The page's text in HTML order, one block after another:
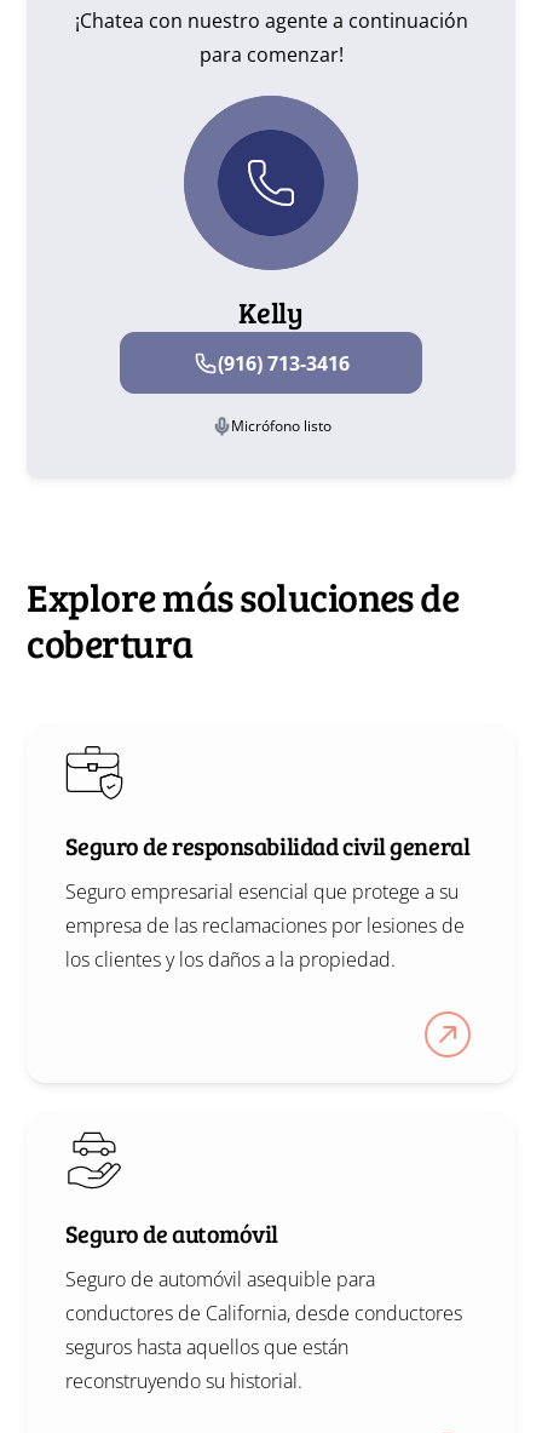
¡Chatea con nuestro agente a continuación
para comenzar!
Kelly
(916) 713-3416
Micrófono listo
Explore más soluciones de
cobertura
Seguro de responsabilidad civil general
Seguro empresarial esencial que protege a su
empresa de las reclamaciones por lesiones de
los clientes y los daños a la propiedad.
Seguro de automóvil
Seguro de automóvil asequible para
conductores de California, desde conductores
seguros hasta aquellos que están
reconstruyendo su historial.